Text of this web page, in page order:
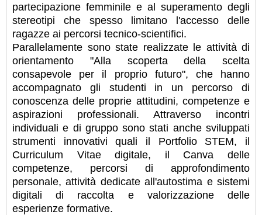
partecipazione femminile e al superamento degli
stereotipi che spesso limitano l'accesso delle
ragazze ai percorsi tecnico-scientifici.
Parallelamente sono state realizzate le attività di
orientamento "Alla scoperta della scelta
consapevole per il proprio futuro", che hanno
accompagnato gli studenti in un percorso di
conoscenza delle proprie attitudini, competenze e
aspirazioni professionali. Attraverso incontri
individuali e di gruppo sono stati anche sviluppati
strumenti innovativi quali il Portfolio STEM, il
Curriculum Vitae digitale, il Canva delle
competenze, percorsi di approfondimento
personale, attività dedicate all'autostima e sistemi
digitali di raccolta e valorizzazione delle
esperienze formative.